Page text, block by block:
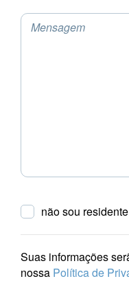
Mensagem
não sou
Suas informações
nossa Política de